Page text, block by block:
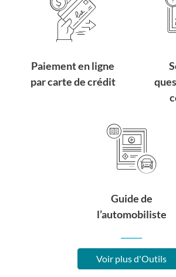
Paiement en ligne
par carte de crédit
Guide de
l’automobiliste
Voir plus d'Outils